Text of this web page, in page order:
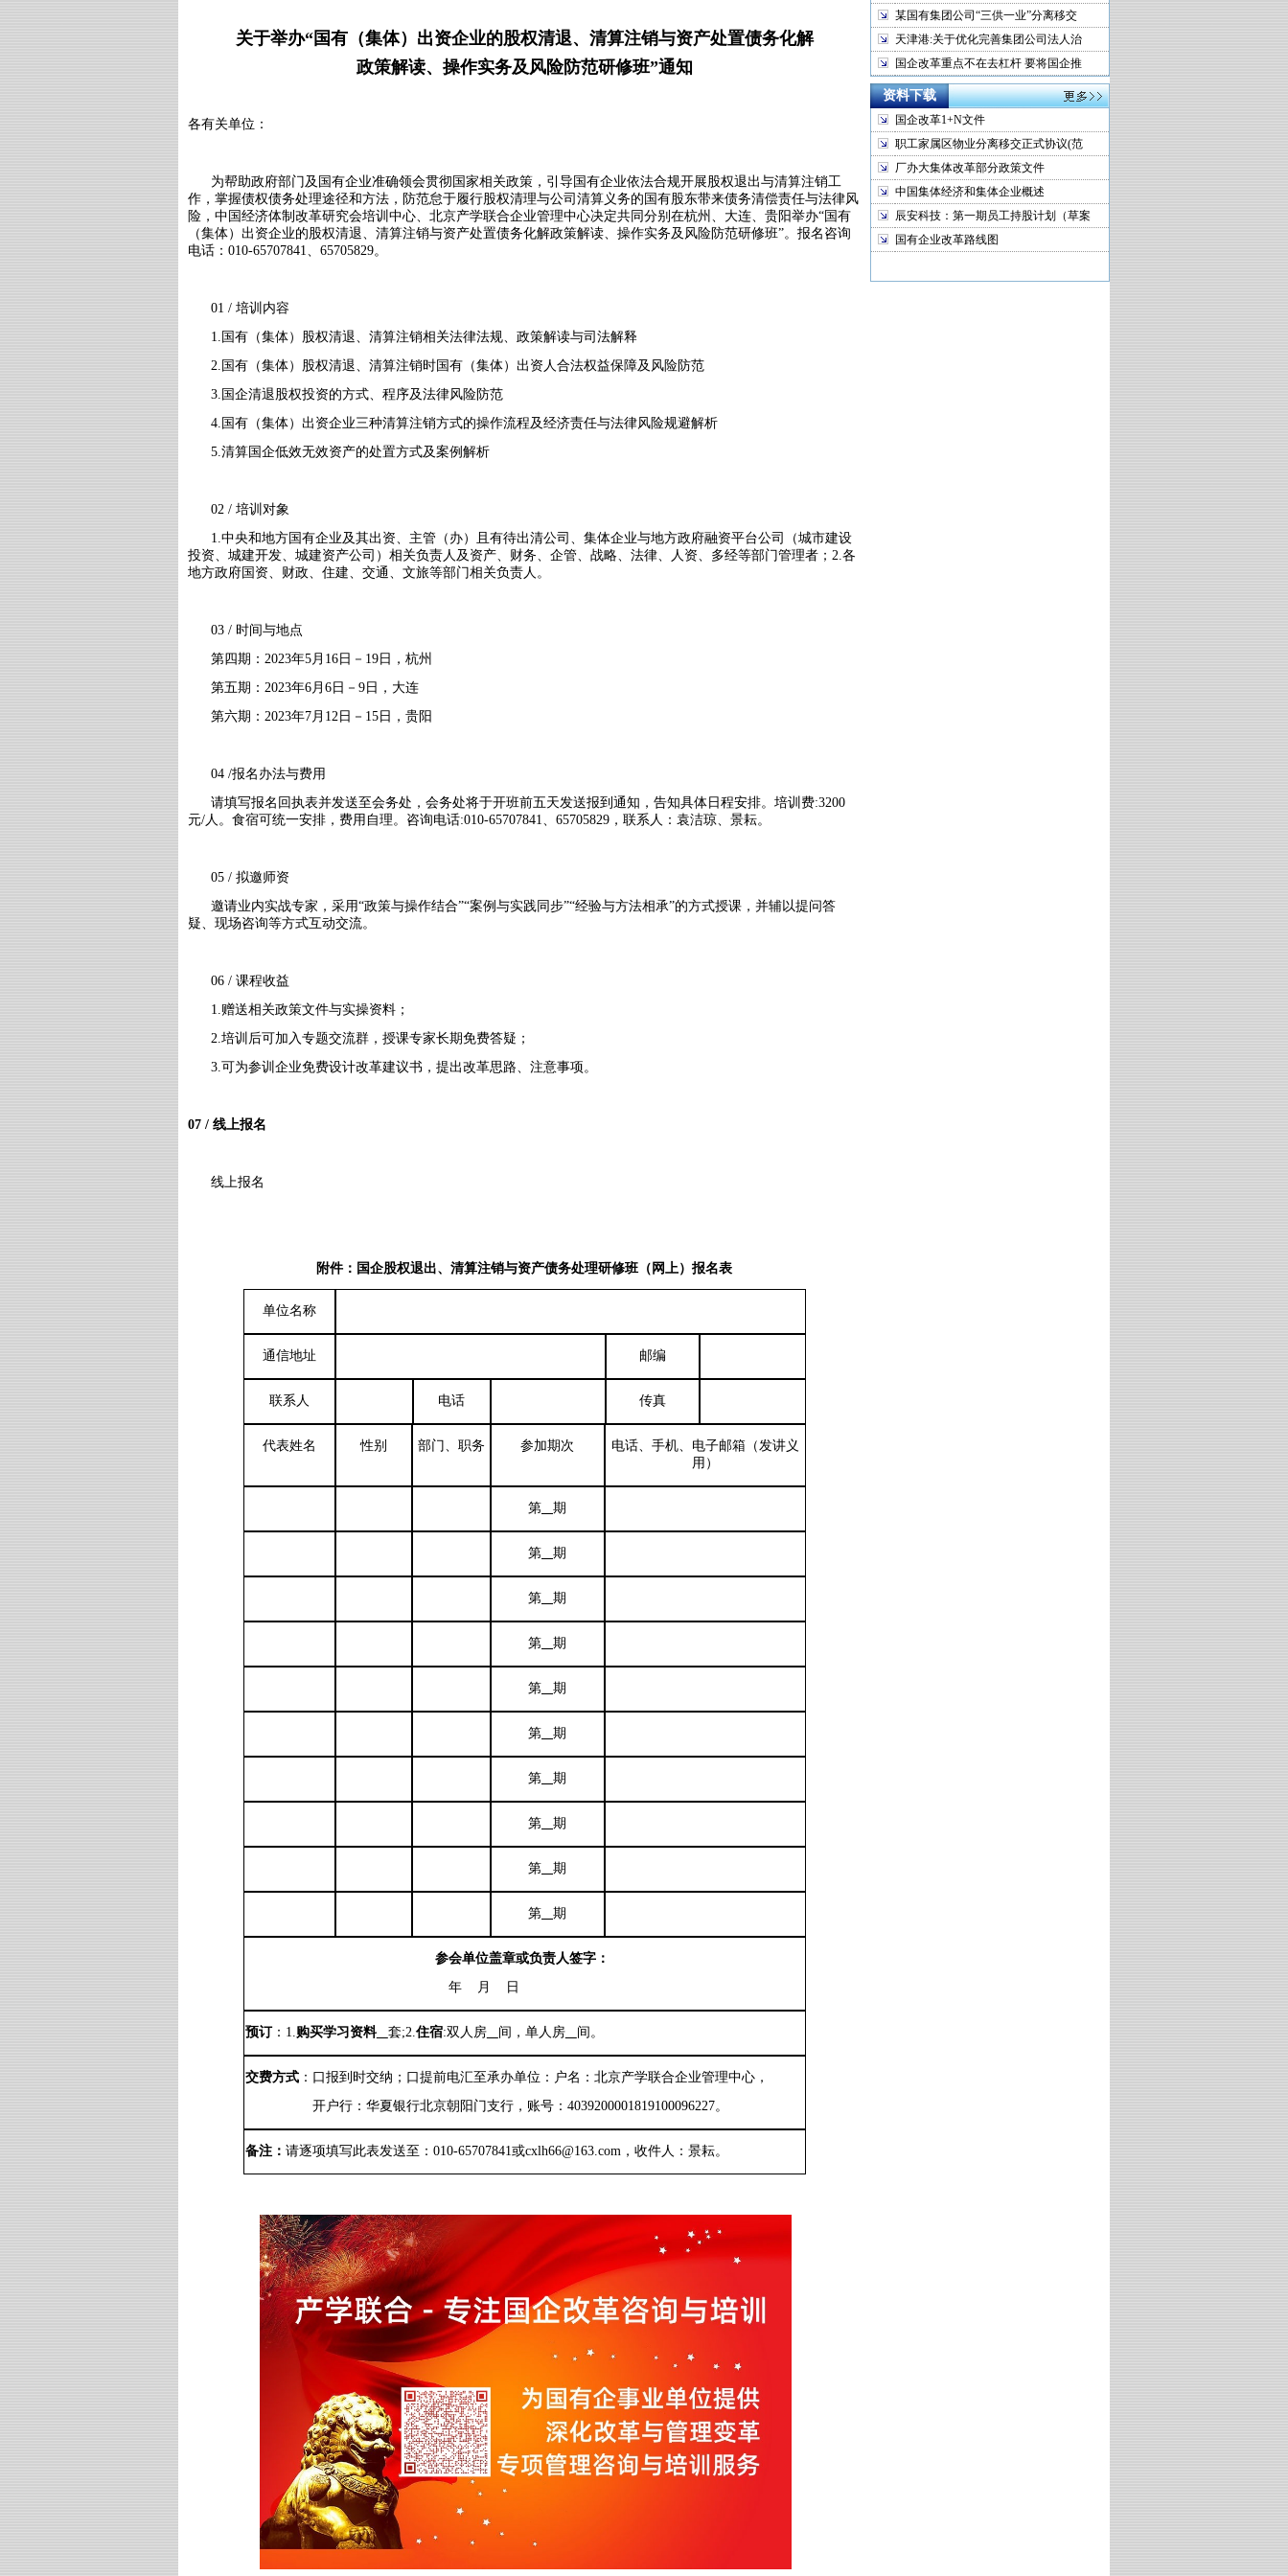
关于举办“国有（集体）出资企业的股权清退、 清算注销与资产处置债务化解
政策解读、 操作实务及风险防范研修班”通知
各有关单位：
为帮助政府部门及国有企业准确领会贯彻国家相关政策，引导国有企业依法合规开展股权退出与清算注销工
作，掌握债权债务处理途径和方法，防范怠于履行股权清理与公司清算义务的国有股东带来债务清偿责任与法律风
险，中国经济体制改革研究会培训中心、北京产学联合企业管理中心决定共同分别在杭州、大连、贵阳举办“国有
（集体）出资企业的股权清退、清算注销与资产处置债务化解政策解读、操作实务及风险防范研修班”。报名咨询
电话：010-65707841、65705829。
01 / 培训内容
1.国有（集体）股权清退、清算注销相关法律法规、政策解读与司法解释
2.国有（集体）股权清退、清算注销时国有（集体）出资人合法权益保障及风险防范
3.国企清退股权投资的方式、程序及法律风险防范
4.国有（集体）出资企业三种清算注销方式的操作流程及经济责任与法律风险规避解析
5.清算国企低效无效资产的处置方式及案例解析
02 / 培训对象
1.中央和地方国有企业及其出资、主管（办）且有待出清公司、集体企业与地方政府融资平台公司（城市建设
投资、城建开发、城建资产公司）相关负责人及资产、财务、企管、战略、法律、人资、多经等部门管理者；2.各
地方政府国资、财政、住建、交通、文旅等部门相关负责人。
03 / 时间与地点
第四期：2023年5月16日－19日，杭州
第五期：2023年6月6日－9日，大连
第六期：2023年7月12日－15日，贵阳
04 /报名办法与费用
请填写报名回执表并发送至会务处，会务处将于开班前五天发送报到通知，告知具体日程安排。培训费:3200
元/人。食宿可统一安排，费用自理。咨询电话:010-65707841、65705829，联系人：袁洁琼、景耘。
05 / 拟邀师资
邀请业内实战专家，采用“政策与操作结合”“案例与实践同步”“经验与方法相承”的方式授课，并辅以提问答
疑、现场咨询等方式互动交流。
06 / 课程收益
1.赠送相关政策文件与实操资料；
2.培训后可加入专题交流群，授课专家长期免费答疑；
3.可为参训企业免费设计改革建议书，提出改革思路、注意事项。
07 / 线上报名
线上报名
附件：国企股权退出、清算注销与资产债务处理研修班（网上）报名表
单位名称
通信地址 邮编
联系人 电话 传真
代表姓名 性别 部门、职务 参加期次
电话、手机、电子邮箱（发讲义
用）
第 期
第 期
第 期
第 期
第 期
第 期
第 期
第 期
第 期
第 期
参会单位盖章或负责人签字：
年
月 日
预订： 1.购买学习资料 套;2.住宿:双人房 间，单人房 间。
交费方式 ： 口报到时交纳； 口提前电汇至承办单位： 户名：北京产学联合企业管理中心 ，
开户行：华夏银行北京朝阳门支行， 账号：4039200001819100096227。
备注： 请逐项填写此表发送至： 010-65707841或cxlh66@163.com，收件人： 景耘。
某国有集团公司“三供一业”分离移交
天津港:关于优化完善集团公司法人治
国企改革重点不在去杠杆 要将国企推
资料下载
国企改革1+N文件
职工家属区物业分离移交正式协议(范
厂办大集体改革部分政策文件
中国集体经济和集体企业概述
辰安科技：第一期员工持股计划（草案
国有企业改革路线图